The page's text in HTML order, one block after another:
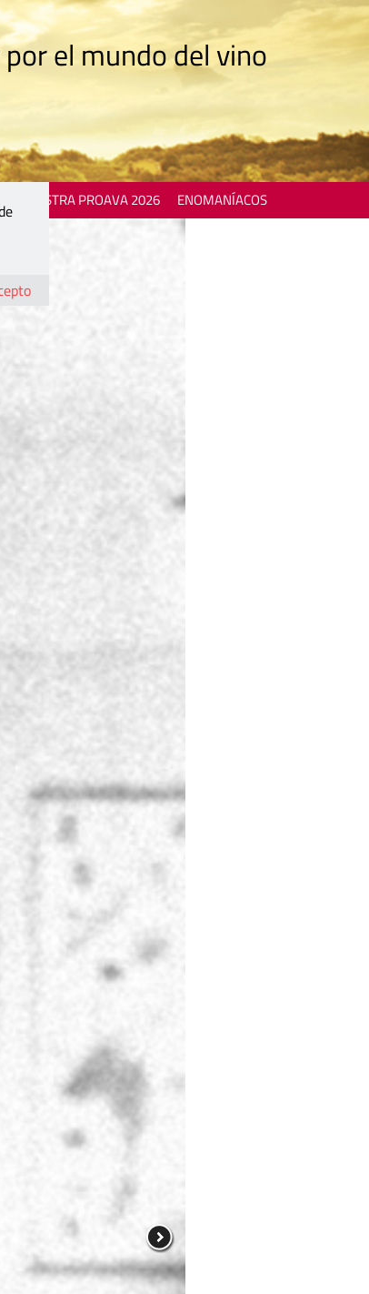
el mundo del vino
MOSTRA PROAVA 2026 ENOMANÍACOS